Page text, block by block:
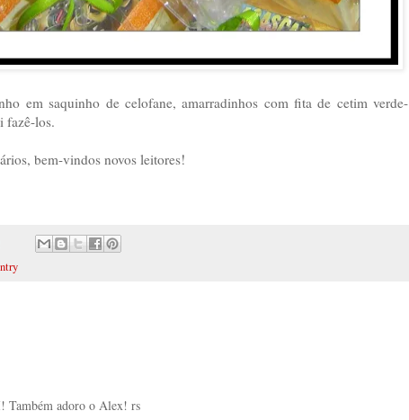
em saquinho de celofane, amarradinhos com fita de cetim verde-
fazê-los.
bem-vindos novos leitores!
Também adoro o Alex! rs